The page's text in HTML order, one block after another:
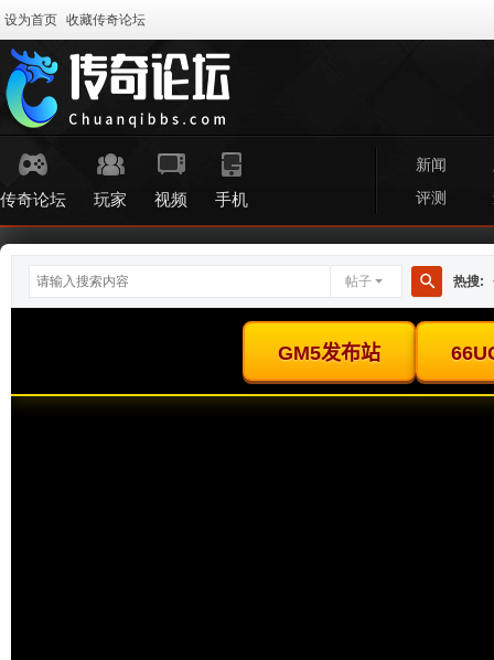
设为首页 收藏传奇论坛
传奇论坛 玩家 视频 手机
新闻
评测
帖子
搜
热搜: